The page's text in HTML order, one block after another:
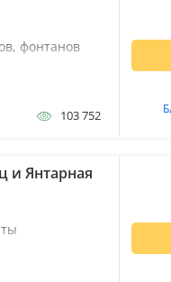
фонтанов
103 752
и Янтарная